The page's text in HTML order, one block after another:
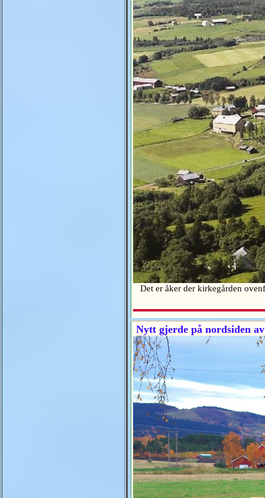
Det er åker der kirkegården
Nytt gjerde på nordsiden